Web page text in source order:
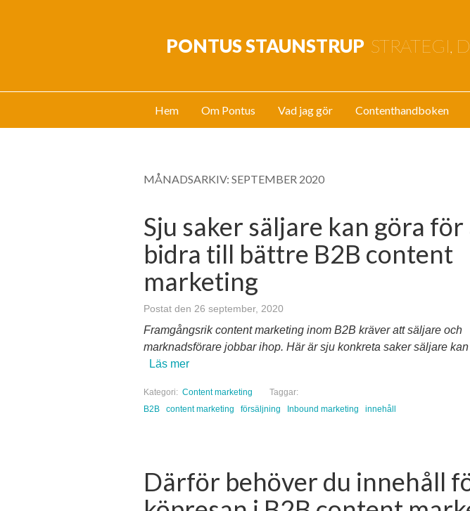
PONTUS STAUNSTRUP STRATEGI,
Hem Om Pontus Vad jag gör Contenthandboken
MÅNADSARKIV: SEPTEMBER 2020
Sju saker säljare kan göra
bidra till bättre B2B content
marketing
Postat den 26 september, 2020
Framgångsrik content marketing inom B2B kräver att säljare och
marknadsförare jobbar ihop. Här är sju konkreta saker säljare
Läs mer
Kategori: Content marketing
Taggar:
B2B
content marketing försäljning Inbound marketing innehåll
Därför behöver du innehåll